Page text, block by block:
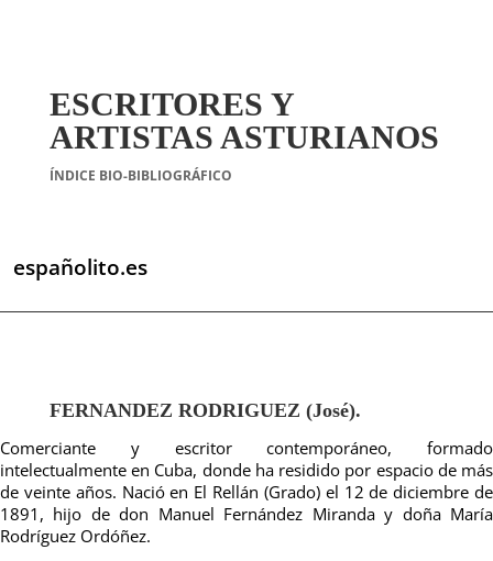
ESCRITORES Y
ARTISTAS ASTURIANOS
ÍNDICE BIO-BIBLIOGRÁFICO
españolito.es
FERNANDEZ RODRIGUEZ (José).
Comerciante y escritor contemporáneo, formado
intelectualmente en Cuba, donde ha residido por espacio de más
de veinte años. Nació en El Rellán (Grado) el 12 de diciembre de
1891, hijo de don Manuel Fernández Miranda y doña María
Rodríguez Ordóñez.